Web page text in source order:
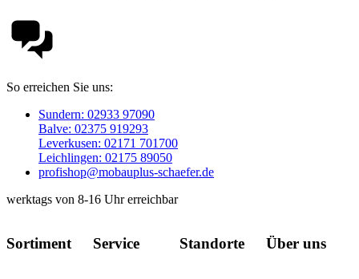
So erreichen Sie uns:
Sundern: 02933 97090
Balve: 02375 919293
Leverkusen: 02171 701700
Leichlingen: 02175 89050
profishop@mobauplus-schaefer.de
werktags von 8-16 Uhr erreichbar
Sortiment Service Standorte Über uns